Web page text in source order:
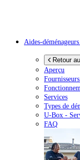
Aides-déménageurs
Retour
Aperçu
Services
Types de
U-Box -
FAQ